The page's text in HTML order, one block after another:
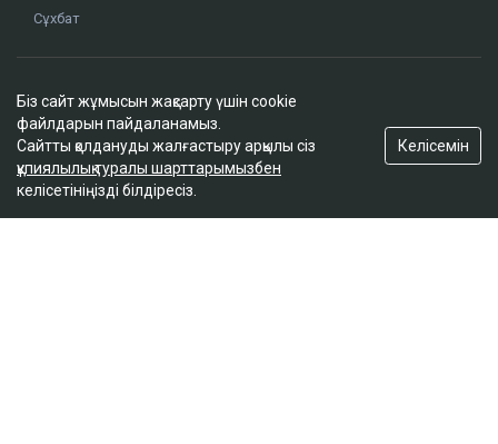
Сұхбат
Жоба туралы
Сайт ережелері
Сайттағы жарнама
Байланыс
Редакциялық саясат
Біз сайт жұмысын жақсарту үшін cookie
файлдарын пайдаланамыз.
Сайтты қолдануды жалғастыру арқылы сіз
құпиялылық туралы шарттарымызбен
келісетініңізді білдіресіз.
Келісемін